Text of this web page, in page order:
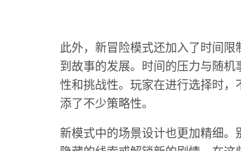
此外，新冒险模式还加入了时间
到故事的发展。时间的压力与随
性和挑战性。玩家在进行选择时
添了不少策略性。
新模式中的场景设计也更加精细